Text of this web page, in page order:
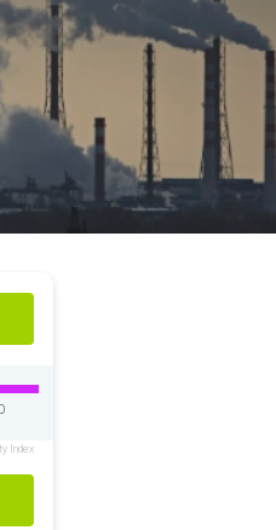
Index